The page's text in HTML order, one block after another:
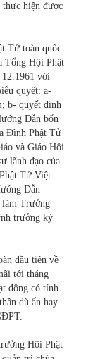
thực hiện được
Tử toàn quốc
Tổng Hội Phật
với
quyết: a-
b- quyết định
Dẫn bốn
Đình Phật Tử
và Giáo Hội
lãnh đạo của
Tử Việt
Dẫn
Trưởng
trưởng kỳ
đầu tiên về
tới tháng
động có tính
dù ẩn hay
Hội Phật